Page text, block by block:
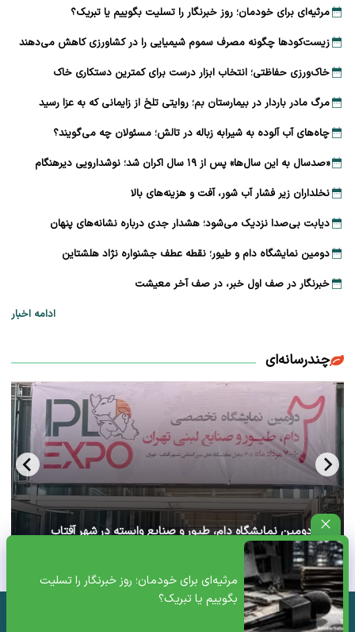
مرثیه‌ای برای خودمان؛ روز خبرنگار را تسلیت
بگوییم یا تبریک؟
مرثیه‌ای برای خودمان؛ روز خبرنگار را تسلیت بگوییم یا تبریک؟
زیست‌کودها چگونه مصرف سموم شیمیایی را در کشاورزی کاهش می‌دهند
خاک‌ورزی حفاظتی؛ انتخاب ابزار درست برای کمترین دستکاری خاک
مرگ مادر باردار در بیمارستان بم؛ روایتی تلخ از زایمانی که به عزا رسید
چاه‌های آب آلوده به شیرابه زباله در تالش؛ مسئولان چه می‌گویند؟
«صدسال به این سال‌ها» پس از ۱۹ سال اکران شد؛ نوشدارویی دیرهنگام
نخلداران زیر فشار آب شور، آفت و هزینه‌های بالا
دیابت بی‌صدا نزدیک می‌شود؛ هشدار جدی درباره نشانه‌های پنهان
دومین نمایشگاه دام و طیور؛ نقطه عطف جشنواره نژاد هلشتاین
خبرنگار در صف اول خبر، در صف آخر معیشت
ادامه اخبار
چندرسانه‌ای
آغاز دومین نمایشگاه دام، طیور و صنایع وابسته در شهر آفتاب
تهران+ ویدئو